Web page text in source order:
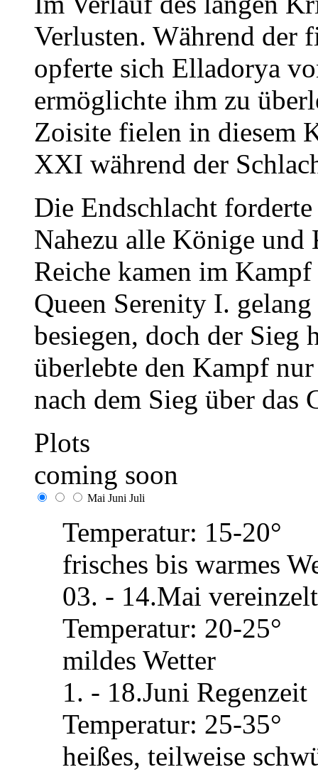
Verlusten. Während der
opferte sich Elladorya
ermöglichte ihm zu
Zoisite fielen in diesem
XXI während der
Die Endschlacht
Nahezu alle Könige
Reiche kamen im
Queen Serenity I.
besiegen, doch der Sieg
überlebte den Kampf
nach dem Sieg über das
Plots
coming soon
Mai Juni Juli
Temperatur: 15-20°
frisches bis warmes
03. - 14.Mai
Temperatur: 20-25°
mildes Wetter
1. - 18.Juni Regenzeit
Temperatur: 25-35°
heißes, teilweise